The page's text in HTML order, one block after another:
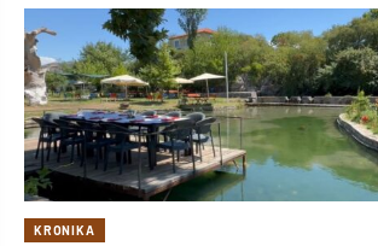
KRONIKA